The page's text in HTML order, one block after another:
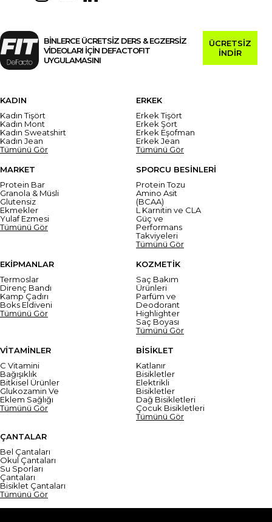
BİNLERCE ÜCRETSİZ DERS & EGZERSİZ
VİDEOLARI İÇİN DEFACTOFIT
UYGULAMASINI
ÜCRETSİZ
İNDİR
KADIN
Kadın Tişört
Kadın Mont
Kadın Sweatshirt
Kadın Jean
Tümünü Gör
ERKEK
Erkek Tişört
Erkek Şort
Erkek Eşofman
Erkek Jean
Tümünü Gör
MARKET
Protein Bar
Granola & Müsli
Glutensiz
Ekmekler
Yulaf Ezmesi
Tümünü Gör
SPORCU BESİNLERİ
Protein Tozu
Amino Asit
(BCAA)
L Karnitin ve CLA
Güç ve
Performans
Takviyeleri
Tümünü Gör
EKİPMANLAR
Termoslar
Direnç Bandı
Kamp Çadırı
Boks Eldiveni
Tümünü Gör
KOZMETİK
Saç Bakım
Ürünleri
Parfüm ve
Deodorant
Highlighter
Saç Boyası
Tümünü Gör
VİTAMİNLER
C Vitamini
Bağışıklık
Bitkisel Ürünler
Glukozamin Ve
Eklem Sağlığı
Tümünü Gör
BİSİKLET
Katlanır
Bisikletler
Elektrikli
Bisikletler
Dağ Bisikletleri
Çocuk Bisikletleri
Tümünü Gör
ÇANTALAR
Bel Çantaları
Okul Çantaları
Su Sporları
Çantaları
Bisiklet Çantaları
Tümünü Gör